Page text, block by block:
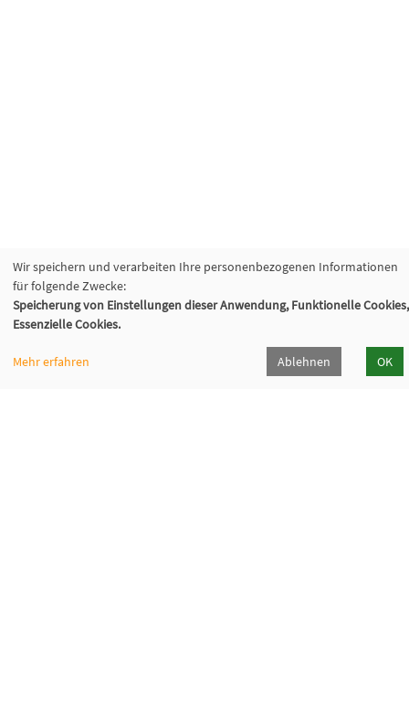
Wir speichern und verarbeiten Ihre personenbezogenen Informationen
für folgende Zwecke:
Speicherung von Einstellungen dieser Anwendung, Funktionelle Cookies,
Essenzielle Cookies.
Mehr erfahren Ablehnen OK